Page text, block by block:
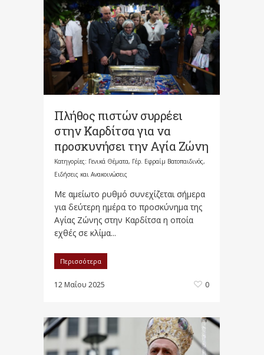
Πλήθος πιστών συρρέει
στην Καρδίτσα για να
προσκυνήσει την Αγία Ζώνη
Κατηγορίες: Γενικά Θέματα, Γέρ. Εφραίμ Βατοπαιδινός,
Ειδήσεις και Ανακοινώσεις
Με αμείωτο ρυθμό συνεχίζεται σήμερα
για δεύτερη ημέρα το προσκύνημα της
Αγίας Ζώνης στην Καρδίτσα η οποία
εχθές σε κλίμα...
Περισσότερα
12 Μαΐου 2025 0